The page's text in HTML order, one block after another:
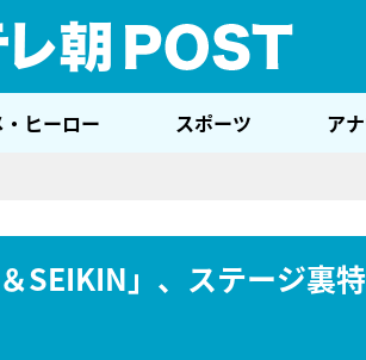
ヒーロー スポーツ ア
SEIKIN」、ステージ裏